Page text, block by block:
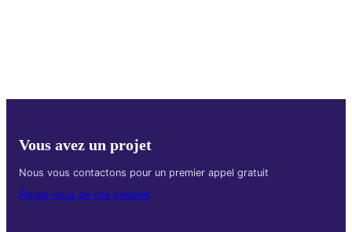
Vous avez un projet
Nous vous contactons pour un premier appel gratuit
Parlez-nous de vos besoins